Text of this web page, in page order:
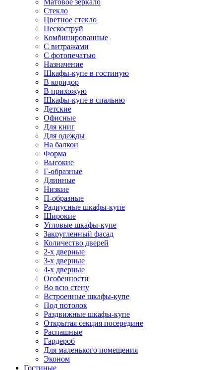
Матовое зеркало
Стекло
Цветное стекло
Пескоструй
Комбинированные
С витражами
С фотопечатью
Назначение
Шкафы-купе в гостиную
В коридор
В прихожую
Шкафы-купе в спальню
Детские
Офисные
Для книг
Для одежды
На балкон
Форма
Высокие
Г-образные
Длинные
Низкие
П-образные
Радиусные шкафы-купе
Широкие
Угловые шкафы-купе
Закругленный фасад
Количество дверей
2-х дверные
3-х дверные
4-х дверные
Особенности
Во всю стену
Встроенные шкафы-купе
Под потолок
Раздвижные шкафы-купе
Открытая секция посередине
Распашные
Гардероб
Для маленького помещения
Эконом
Гостиные